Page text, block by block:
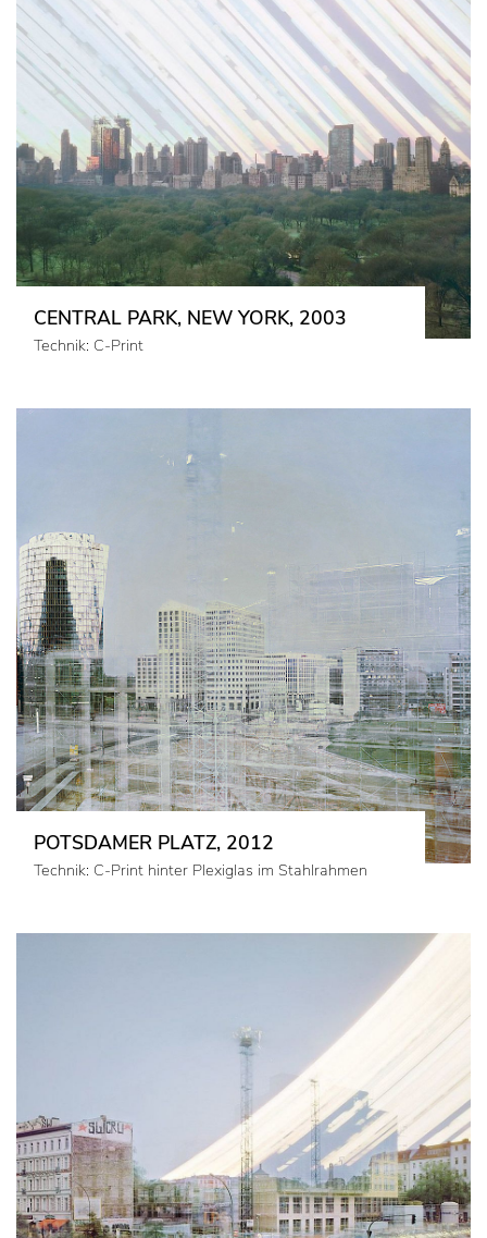
CENTRAL PARK, NEW YORK, 2003
Technik: C-Print
POTSDAMER PLATZ, 2012
Technik: C-Print hinter Plexiglas im Stahlrahmen